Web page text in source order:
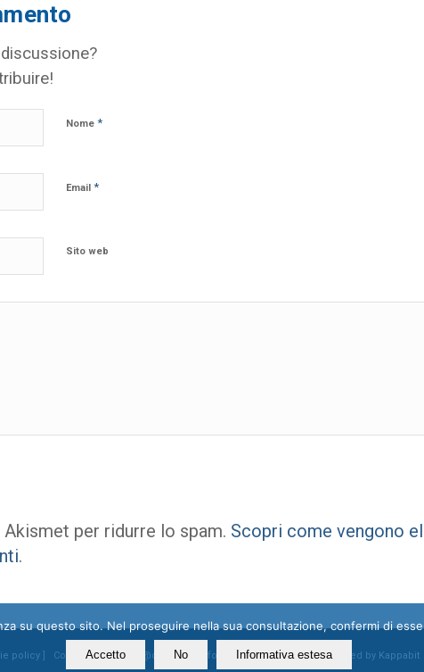
Nome *
Email *
Sito web
per ridurre lo spam. Scopri come vengono
.
policy ] Contatti: segreteria@ossigeno.info | +39.06.92958025 - Powered by Kappabit
su questo sito. Nel proseguire nella sua consultazione, confermi di
Accetto No Informativa estesa